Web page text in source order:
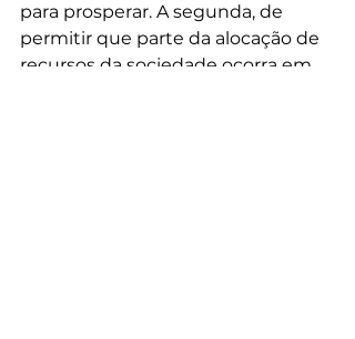
para prosperar. A segunda, de
permitir que parte da alocação de
recursos da sociedade ocorra em